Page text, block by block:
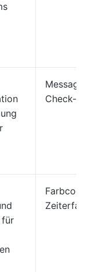
Message
Check-
für